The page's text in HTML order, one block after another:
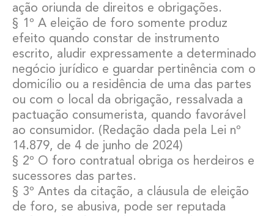
ação oriunda de direitos e obrigações.
§ 1º A eleição de foro somente produz
efeito quando constar de instrumento
escrito, aludir expressamente a determinado
negócio jurídico e guardar pertinência com o
domicílio ou a residência de uma das partes
ou com o local da obrigação, ressalvada a
pactuação consumerista, quando favorável
ao consumidor. (Redação dada pela Lei nº
14.879, de 4 de junho de 2024)
§ 2º O foro contratual obriga os herdeiros e
sucessores das partes.
§ 3º Antes da citação, a cláusula de eleição
de foro, se abusiva, pode ser reputada